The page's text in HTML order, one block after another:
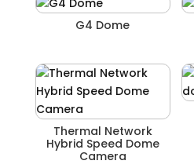
G4 Dome
Thermal Network
Hybrid Speed Dome
Camera